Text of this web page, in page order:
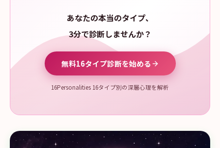
あなたの本当のタイプ、
3分で診断しませんか？
無料16タイプ診断を始める
16Personalities 16タイプ別の深層心理を解析